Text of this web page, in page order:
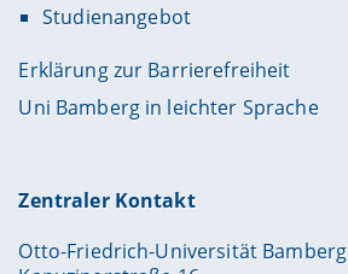
Studienangebot
Erklärung zur Barrierefreiheit
Uni Bamberg in leichter Sprache
Zentraler Kontakt
Otto-Friedrich-Universität Bamberg